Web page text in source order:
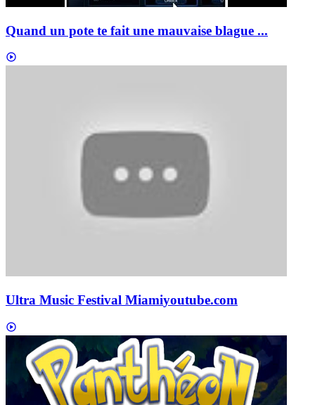
Quand un pote te fait une mauvaise blague ...
Ultra Music Festival Miamiyoutube.com